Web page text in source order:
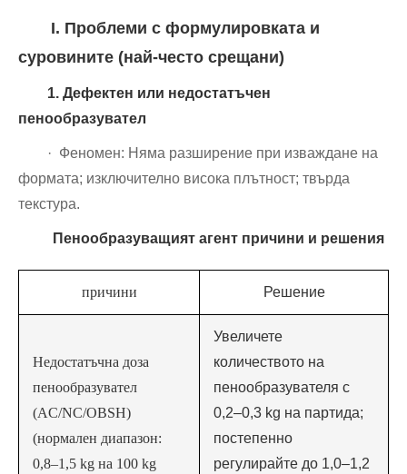
I. Проблеми с формулировката и
суровините (най-често срещани)
1. Дефектен или недостатъчен
пенообразувател
· Феномен: Няма разширение при изваждане на
формата; изключително висока плътност; твърда
текстура.
Пенообразуващият агент причини и решения
причини Решение
Недостатъчна доза
пенообразувател
(AC/NC/OBSH)
(нормален диапазон:
0,8–1,5 kg на 100 kg
Увеличете
количеството на
пенообразувателя с
0,2–0,3 kg на партида;
постепенно
регулирайте до 1,0–1,2